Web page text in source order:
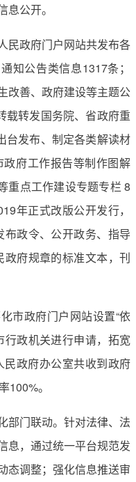
公开。
民政府门户网站共发布各
知公告类信息1317条；
改善、政府建设等主题公
载转发国务院、省政府重
台发布、制定各类解读材
府工作报告等制作图解
重点工作建设专题专栏 8
年正式改版公开发行，
布政令、公开政务、指导
政府规章的标准文本，刊
市政府门户网站设置“依
行政机关进行申请，拓宽
政府办公室共收到政府
100%。
部门联动。针对法律、法
息，通过统一平台规范发
态调整；强化信息推送审